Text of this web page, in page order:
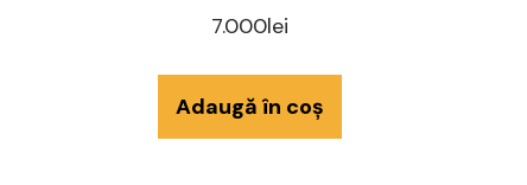
7.000lei
Adaugă în coș